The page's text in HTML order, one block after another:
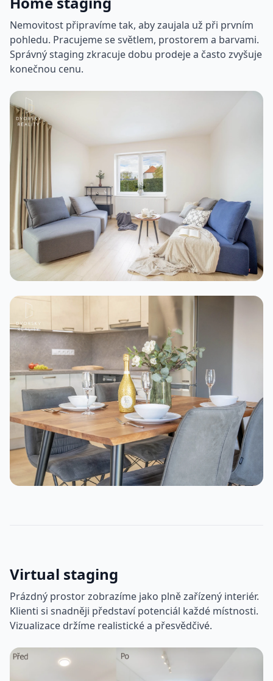
Nemovitost připravíme tak, aby zaujala už při prvním
pohledu. Pracujeme se světlem, prostorem a barvami.
Správný staging zkracuje dobu prodeje a často zvyšuje
konečnou cenu.
Virtual staging
Prázdný prostor zobrazíme jako plně zařízený interiér.
Klienti si snadněji představí potenciál každé místnosti.
Vizualizace držíme realistické a přesvědčivé.